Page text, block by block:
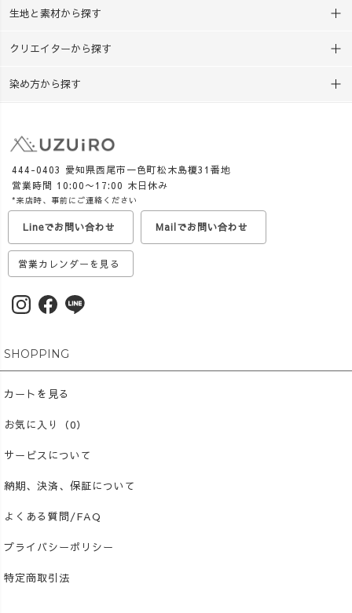
も、草木染めの面白さです。
校・中学校の教師でした。 忙
のために授業を工夫する 先生
いきたいと思っています。
UZUiROでは現在、西尾
の抹茶を使った「おうち草木
染めキット」も販売中。
お湯・ボウル・計量カップが
あれば、 火を使わず、約30分
で草木染めを楽しめます🌿
夏休みの工作はもちろ
の？」から自由研究へ広げる
こともできます。 これ
く、学校やクラス単位で使え
る教材づくりにも少しずつ取
り組んでいきます。 子ど
地域をもっと好きになる。 そ
を通して届けていけたら嬉し
木染め #自由研究 #夏休み工
生地と素材から探す
クリエイターから探す
染め方から探す
444-0403 愛知県西尾市一色町松木島榎31番地
営業時間 10:00〜17:00 木日休み
*来店時、事前にご連絡ください
Lineでお問い合わせ Mailでお問い合わせ
営業カレンダーを見る
SHOPPING
カートを見る
お気に入り（0）
サービスについて
納期、決済、保証について
よくある質問/FAQ
プライバシーポリシー
特定商取引法